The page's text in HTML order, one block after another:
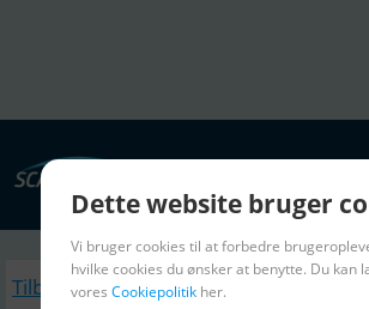
Tilbage
Dette website bruger
Vi bruger cookies til at forbedre
hvilke cookies du ønsker at benytte. Du kan
vores Cookiepolitik her.